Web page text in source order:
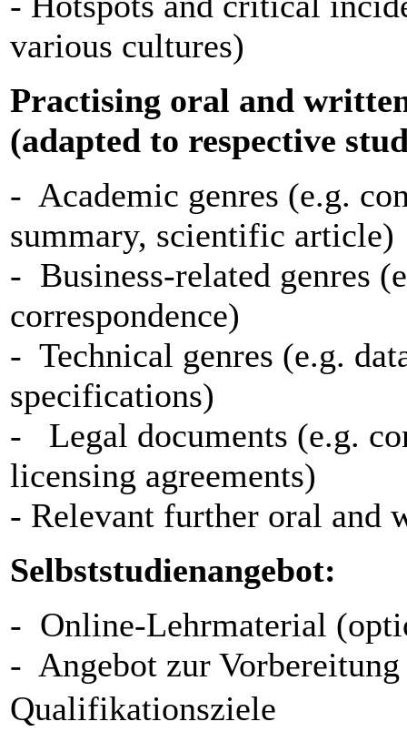
various cultures)
Practising oral and
(adapted to respective
- Academic genres (e.g.
summary, scientific article)
- Business-related genres
correspondence)
- Technical genres (e.g.
specifications)
- Legal documents (e.g.
licensing agreements)
- Relevant further oral and
Selbststudienangebot:
- Online-Lehrmaterial
- Angebot zur
Qualifikationsziele